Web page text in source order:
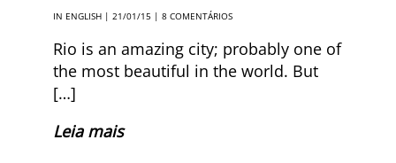
IN ENGLISH | 21/01/15 | 8 COMENTÁRIOS
Rio is an amazing city; probably one of
the most beautiful in the world. But
[…]
Leia mais